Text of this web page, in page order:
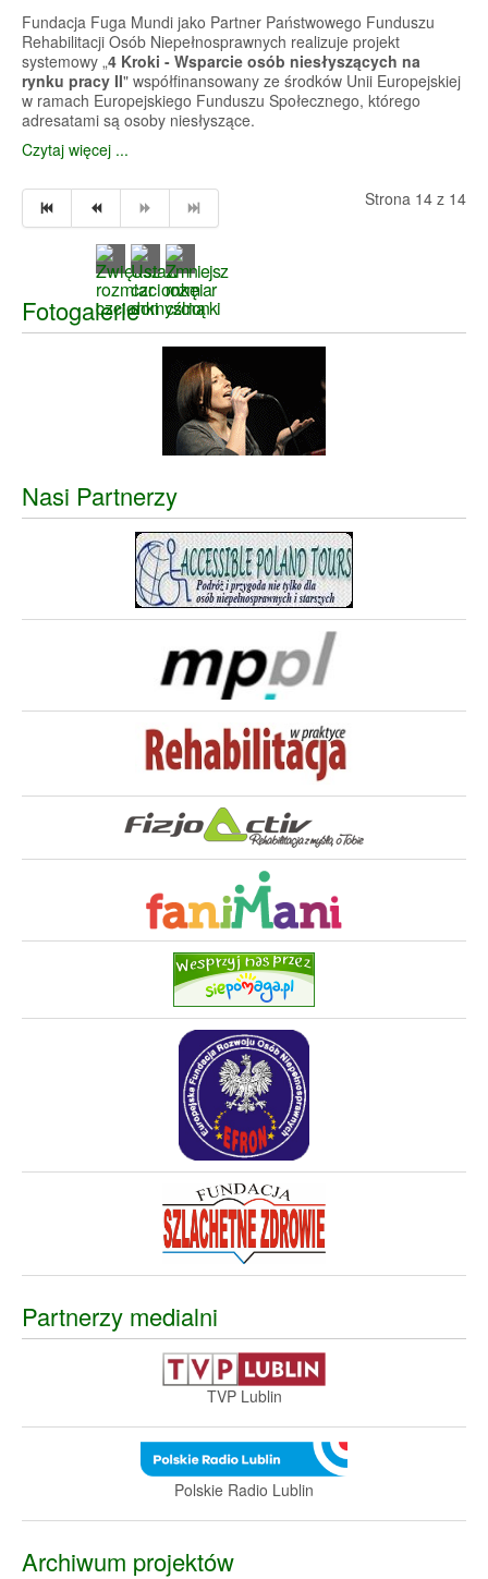
Fundacja Fuga Mundi jako Partner Państwowego Funduszu
Rehabilitacji Osób Niepełnosprawnych realizuje projekt
systemowy „4 Kroki - Wsparcie osób niesłyszących na
rynku pracy II" współfinansowany ze środków Unii Europejskiej
w ramach Europejskiego Funduszu Społecznego, którego
adresatami są osoby niesłyszące.
Czytaj więcej ...
Strona 14 z 14
Fotogalerie
Nasi Partnerzy
Partnerzy medialni
TVP Lublin
Polskie Radio Lublin
Archiwum projektów